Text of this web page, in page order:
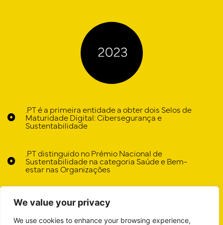
We value your privacy
We use cookies to enhance your browsing experience,
.PT é a primeira entidade a obter dois Selos de
Maturidade Digital: Cibersegurança e
Sustentabilidade
.PT distinguido no Prémio Nacional de
Sustentabilidade na categoria Saúde e Bem-
estar nas Organizações
Associação DNS.PT comemora